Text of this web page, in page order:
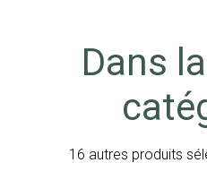
Dans
16 autres produits